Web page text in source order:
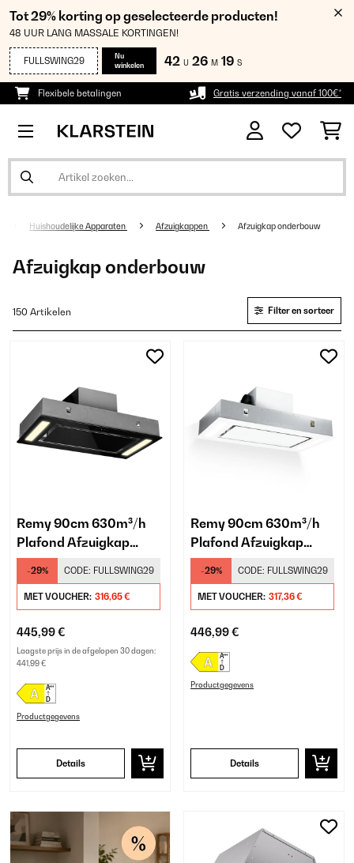
Tot 29% korting op geselecteerde producten!
48 UUR LANG MASSALE KORTINGEN!
FULLSWING29
Nu
winkelen
42 U 26 M 19 S
Flexibele betalingen Gratis verzending vanaf 100€*
Huishoudelijke Apparaten Afzuigkappen Afzuigkap onderbouw
Afzuigkap onderbouw
150 Artikelen Filter en sorteer
Remy 90cm 630m³/h
Plafond Afzuigkap
Zwart
-29% CODE: FULLSWING29
MET VOUCHER: 316,65 €
445,99 €
Laagste prijs in de afgelopen 30 dagen:
441,99 €
Productgegevens
Details
Remy 90cm 630m³/h
Plafond Afzuigkap
Zwart
-29% CODE: FULLSWING29
MET VOUCHER: 317,36 €
446,99 €
Productgegevens
Details